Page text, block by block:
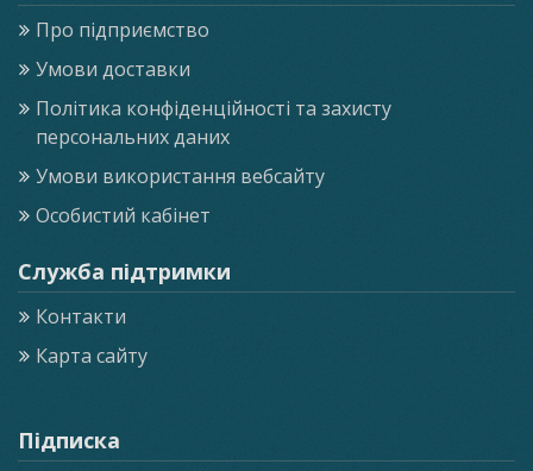
Про підприємство
Умови доставки
Політика конфіденційності та захисту
персональних даних
Умови використання вебсайту
Особистий кабінет
Служба підтримки
Контакти
Карта сайту
Підписка